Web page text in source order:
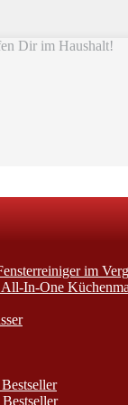
Dir im Haushalt!
im
In-One